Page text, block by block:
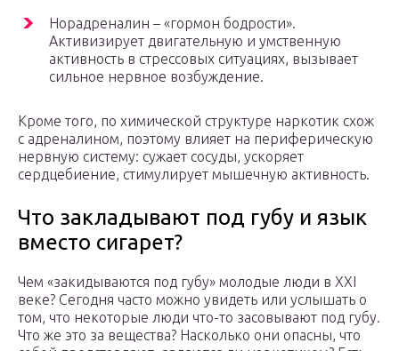
Норадреналин – «гормон бодрости».
Активизирует двигательную и умственную
активность в стрессовых ситуациях, вызывает
сильное нервное возбуждение.
Кроме того, по химической структуре наркотик схож
с адреналином, поэтому влияет на периферическую
нервную систему: сужает сосуды, ускоряет
сердцебиение, стимулирует мышечную активность.
Что закладывают под губу и язык
вместо сигарет?
Чем «закидываются под губу» молодые люди в XXI
веке? Сегодня часто можно увидеть или услышать о
том, что некоторые люди что-то засовывают под губу.
Что же это за вещества? Насколько они опасны, что